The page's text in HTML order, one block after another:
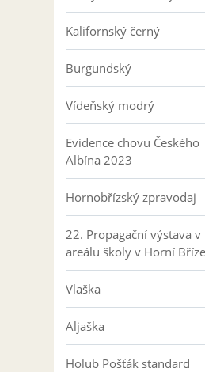
Kalifornský černý
Burgundský
Vídeňský modrý
Evidence chovu Českého
Albína 2023
Hornobřízský zpravodaj
22. Propagační výstava v
areálu školy v Horní Bříze
Vlaška
Aljaška
Holub Pošťák standard